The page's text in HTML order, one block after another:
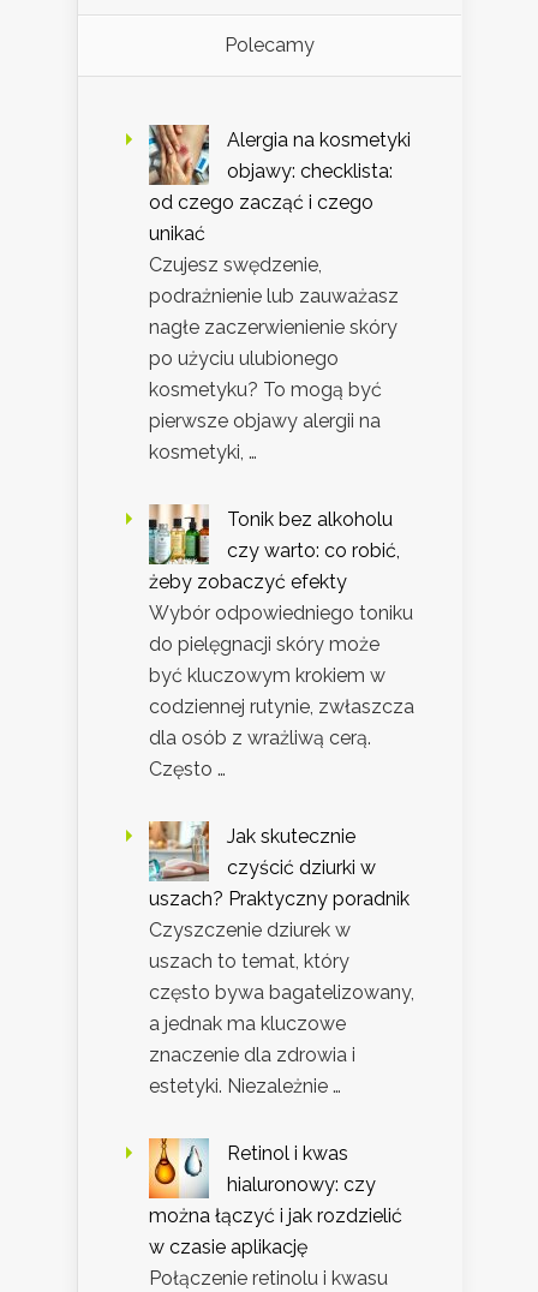
Polecamy
Alergia na kosmetyki
objawy: checklista:
od czego zacząć i czego
unikać
Czujesz swędzenie,
podrażnienie lub zauważasz
nagłe zaczerwienienie skóry
po użyciu ulubionego
kosmetyku? To mogą być
pierwsze objawy alergii na
kosmetyki, …
Tonik bez alkoholu
czy warto: co robić,
żeby zobaczyć efekty
Wybór odpowiedniego toniku
do pielęgnacji skóry może
być kluczowym krokiem w
codziennej rutynie, zwłaszcza
dla osób z wrażliwą cerą.
Często …
Jak skutecznie
czyścić dziurki w
uszach? Praktyczny poradnik
Czyszczenie dziurek w
uszach to temat, który
często bywa bagatelizowany,
a jednak ma kluczowe
znaczenie dla zdrowia i
estetyki. Niezależnie …
Retinol i kwas
hialuronowy: czy
można łączyć i jak rozdzielić
w czasie aplikację
Połączenie retinolu i kwasu